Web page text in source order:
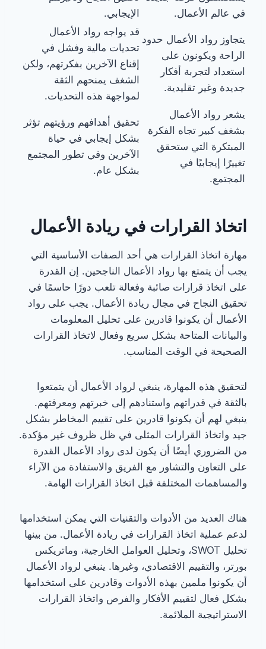
في عالم الأعمال.
الإيجابي.
يتجاوز رواد الأعمال حدود
الراحة ويكونون على
استعداد لتجربة أفكار
جديدة وغير تقليدية.
قد يواجه رواد الأعمال
تحديات مالية وفشل في
إقناع الآخرين بفكرتهم، ولكن
الشغف يمنحهم الثقة
لمواجهة هذه التحديات.
يشعر رواد الأعمال
بشغف كبير تجاه الفكرة
المبتكرة التي ستحقق
تغييرًا إيجابيًا في
المجتمع.
تحقيق أهدافهم ورؤيتهم تؤثر
بشكل إيجابي في حياة
الآخرين وفي تطور المجتمع
بشكل عام.
اتخاذ القرارات في ريادة الأعمال
مهارة اتخاذ القرارات هي أحد الصفات الأساسية التي
يجب أن يتمتع بها رواد الأعمال الناجحين. إن القدرة
على اتخاذ قرارات صائبة وفعالة تلعب دورًا حاسمًا في
تحقيق النجاح في مجال ريادة الأعمال. يجب على رواد
الأعمال أن يكونوا قادرين على تحليل المعلومات
والبيانات المتاحة بشكل سريع وفعال لاتخاذ القرارات
الصحيحة في الوقت المناسب.
لتحقيق هذه المهارة، ينبغي لرواد الأعمال أن يتمتعوا
بالثقة في قدراتهم واستنادهم إلى خبرتهم ومعرفتهم.
ينبغي لهم أن يكونوا قادرين على تقييم المخاطر بشكل
جيد واتخاذ القرارات المثلى في ظل ظروف غير مؤكدة.
من الضروري أيضًا أن يكون لدى رواد الأعمال القدرة
على التعاون والتشاور مع الفريق والاستفادة من الآراء
والمساهمات المختلفة قبل اتخاذ القرارات الهامة.
هناك العديد من الأدوات والتقنيات التي يمكن استخدامها
لدعم عملية اتخاذ القرارات في ريادة الأعمال. من بينها
تحليل SWOT، وتحليل العوامل الخارجية، وماتريكس
بورتر، والتقييم الاقتصادي، وغيرها. ينبغي لرواد الأعمال
أن يكونوا ملمين بهذه الأدوات وقادرين على استخدامها
بشكل فعال لتقييم الأفكار والفرص واتخاذ القرارات
الاستراتيجية الملائمة.